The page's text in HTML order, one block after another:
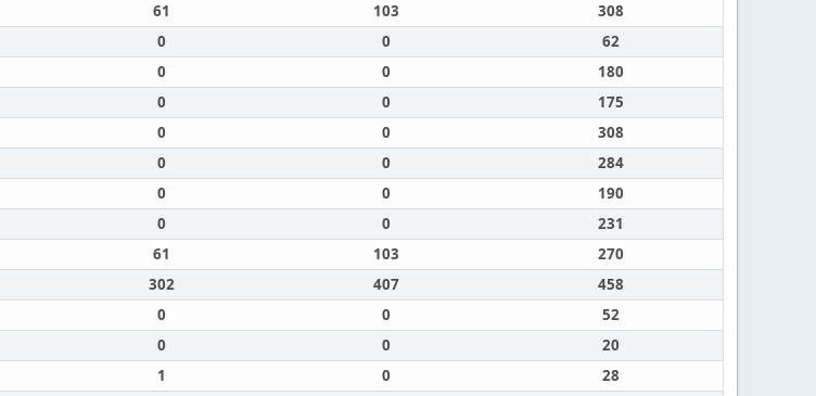
61 103
308
0 0
62
0 0
180
0 0
175
0 0
308
0 0
284
0 0
190
0 0
231
61 103
270
302 407
458
0 0
52
0 0
20
1 0
28